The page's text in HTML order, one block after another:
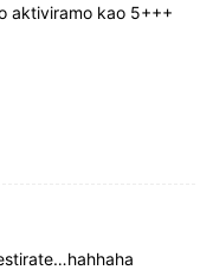
aktiviramo kao 5+++